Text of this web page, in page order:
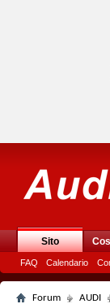
Sito
FAQ Calendario
Forum AUDI